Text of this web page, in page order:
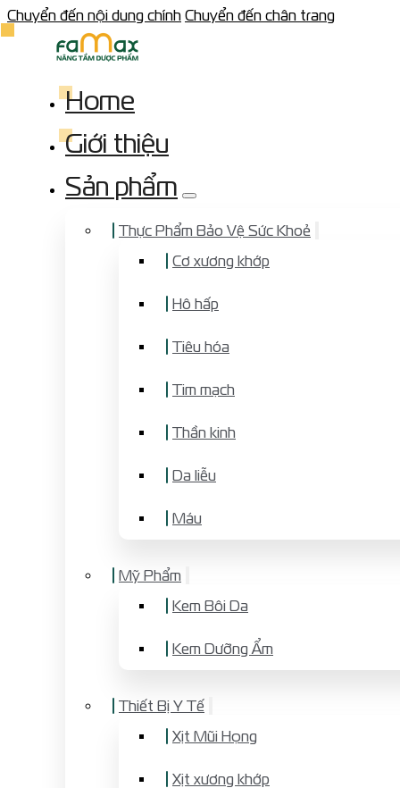
Chuyển đến nội dung chính Chuyển đến chân trang
Home
Giới thiệu
Sản phẩm
Thực Phẩm Bảo Vệ Sức Khoẻ
Cơ xương khớp
Hô hấp
Tiêu hóa
Tim mạch
Thần kinh
Da liễu
Máu
Mỹ Phẩm
Kem Bôi Da
Kem Dưỡng Ẩm
Thiết Bị Y Tế
Xịt Mũi Họng
Xịt xương khớp